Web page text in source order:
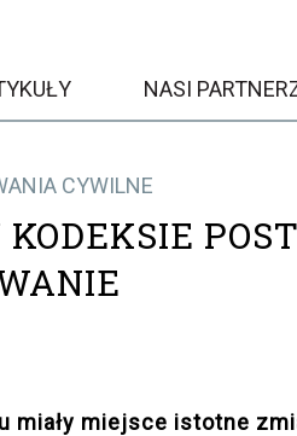
NASI
CYWILNE
miały miejsce istotne